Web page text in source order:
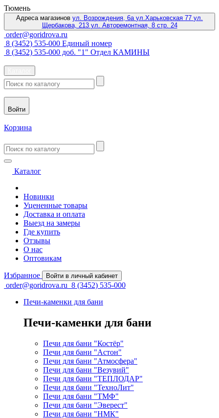
Тюмень
Адреса магазинов ул. Возрождения, 6а ул.Харьковская 77 ул.
Щербакова, 213 ул. Авторемонтная, 8 стр. 24
order@goridrova.ru
8 (3452) 535-000 Единый номер
8 (3452) 535-000 доб. "1" Отдел КАМИНЫ
Войти
Корзина
Каталог
Новинки
Уцененные товары
Доставка и оплата
Выезд на замеры
Где купить
Отзывы
О нас
Оптовикам
Избранное Войти в личный кабинет
order@goridrova.ru 8 (3452) 535-000
Печи-каменки для бани
Печи-каменки для бани
Печи для бани "Костёр"
Печи для бани "Астон"
Печи для бани "Атмосфера"
Печи для бани "Везувий"
Печи для бани "ТЕПЛОДАР"
Печи для бани "ТехноЛит"
Печи для бани "ТМФ"
Печи для бани "Эверест"
Печи для бани "НМК"